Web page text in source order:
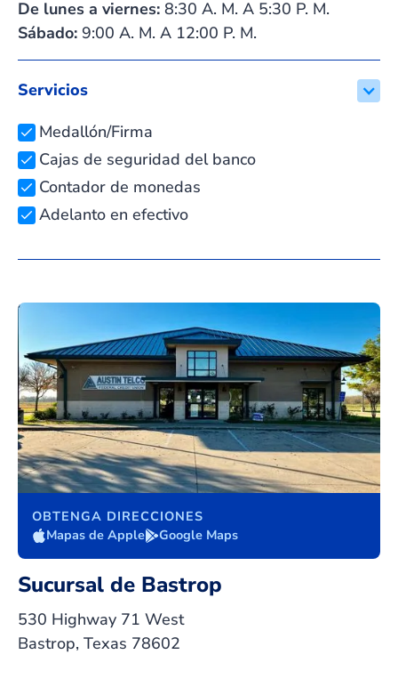
De lunes a viernes: 8:30 A. M. A 5:30 P. M.
Sábado: 9:00 A. M. A 12:00 P. M.
Servicios
Medallón/Firma
Cajas de seguridad del banco
Contador de monedas
Adelanto en efectivo
OBTENGA DIRECCIONES
Mapas de Apple
Google Maps
Sucursal de Bastrop
530 Highway 71 West
Bastrop, Texas 78602